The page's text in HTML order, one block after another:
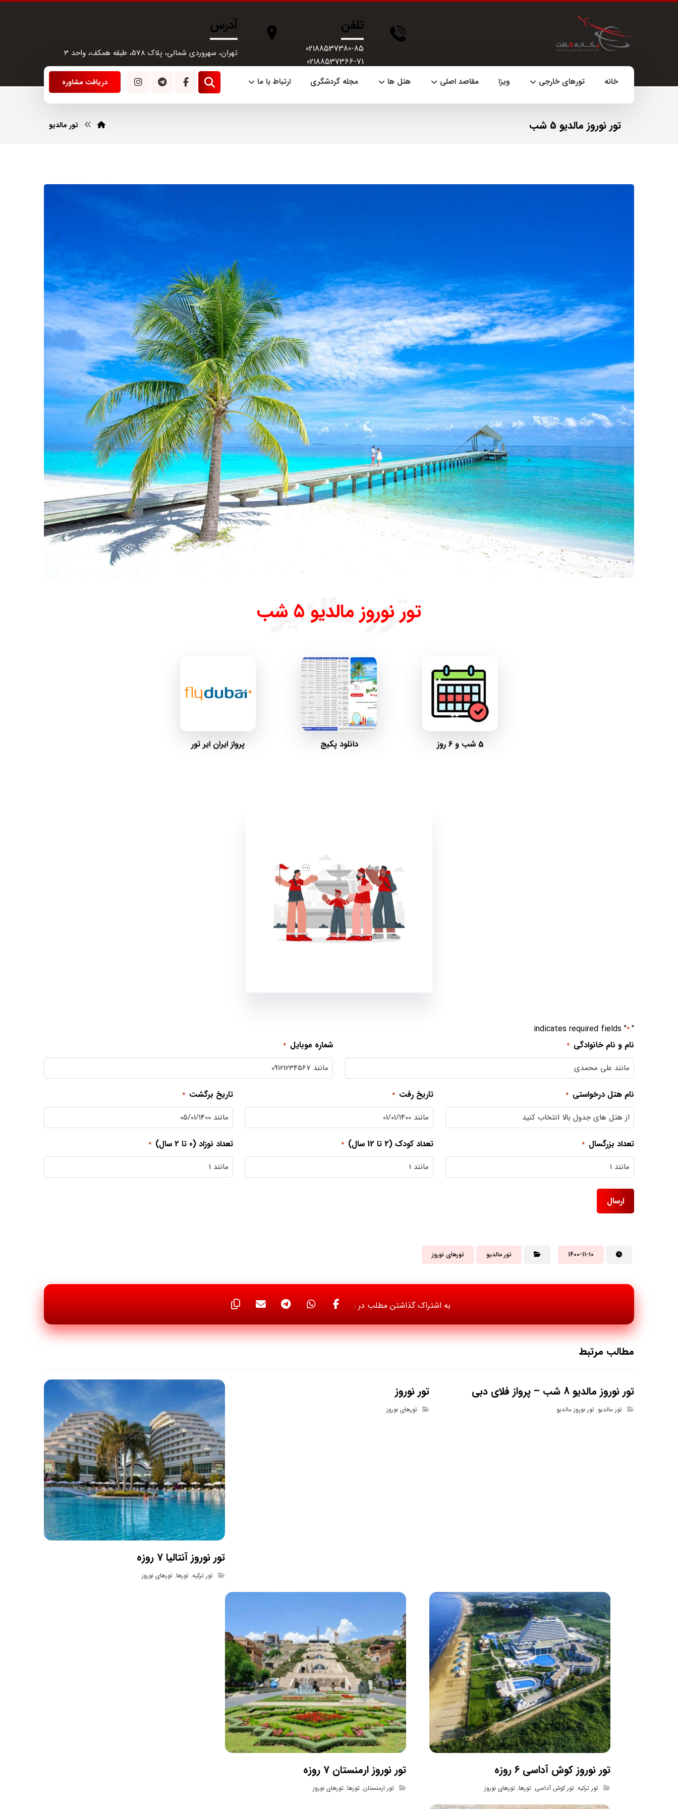
تلفن
02188537380-85
02188537366-71
آدرس
تهران، سهروردی شمالی، پلاک 578، طبقه همکف، واحد 3
خانه تورهای خارجی ویزا مقاصد اصلی هتل ها مجله گردشگری ارتباط با ما دریافت مشاوره
تور نوروز مالدیو 5 شب تور مالدیو
تور مالدیو
تور نوروز مالدیو 5 شب
5 شب و 6 روز دانلود پکیج پرواز ایران ایر تور
خدمات تور
5 شب اقامت در هتل
بلیط رفت و برگشت هواپیما
بیمه مسافرتی
راهنمای داخلی
ترنسفر فرودگاهی رفت و برگشت
"
*
" indicates required fields
نام و نام خانوادگی * شماره موبایل *
نام هتل درخواستی * تاریخ رفت * تاریخ برگشت *
تعداد بزرگسال * تعداد کودک (2 تا 12 سال) * تعداد نوزاد (0 تا 2 سال) *
1400-11-10 تور مالدیو تورهای نوروز
مطالب مرتبط
تور نوروز مالدیو 8 شب – پرواز فلای دبی
تور مالدیو, تور نوروز مالدیو
تور نوروز
تورهای نوروز
تور نوروز آنتالیا 7 روزه
تور ترکیه,تورها,تورهای نوروز
تور نوروز کوش آداسی 6 روزه
تور ترکیه, تور کوش آداسی, تورها, تورهای نوروز
تور نوروز ارمنستان 7 روزه
تور ارمنستان,تورها,تورهای نوروز